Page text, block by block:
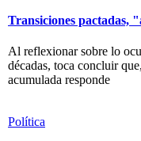
Transiciones pactadas,
Al reflexionar sobre lo
décadas, toca concluir
acumulada responde
Política